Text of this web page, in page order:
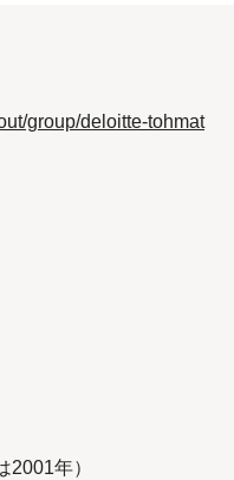
group/deloitte-tohmat
年）